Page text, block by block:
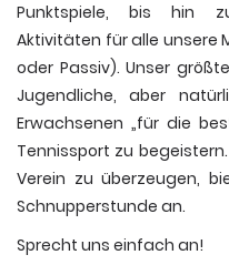
Punktspiele, bis hin
Aktivitäten für alle unsere
oder Passiv). Unser
Jugendliche, aber
Erwachsenen „für die
Tennissport zu
Verein zu überzeugen,
Schnupperstunde an.
Sprecht uns einfach an!